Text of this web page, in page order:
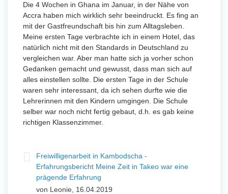
Die 4 Wochen in Ghana im Januar, in der Nähe von
Accra haben mich wirklich sehr beeindruckt. Es fing an
mit der Gastfreundschaft bis hin zum Alltagsleben.
Meine ersten Tage verbrachte ich in einem Hotel, das
natürlich nicht mit den Standards in Deutschland zu
vergleichen war. Aber man hatte sich ja vorher schon
Gedanken gemacht und gewusst, dass man sich auf
alles einstellen sollte. Die ersten Tage in der Schule
waren sehr interessant, da ich sehen durfte wie die
Lehrerinnen mit den Kindern umgingen. Die Schule
selber war noch nicht fertig gebaut, d.h. es gab keine
richtigen Klassenzimmer.
Freiwilligenarbeit in Kambodscha -
Erfahrungsbericht Meine Zeit in Takeo war eine
prägende Erfahrung
von Leonie, 16.04.2019